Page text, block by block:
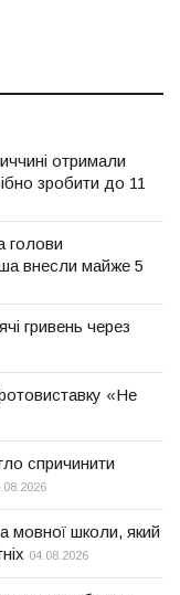
отримали
зробити до 11
голови
внесли майже 5
гривень через
«Не
спричинити
мовної школи, який
04.08.2026